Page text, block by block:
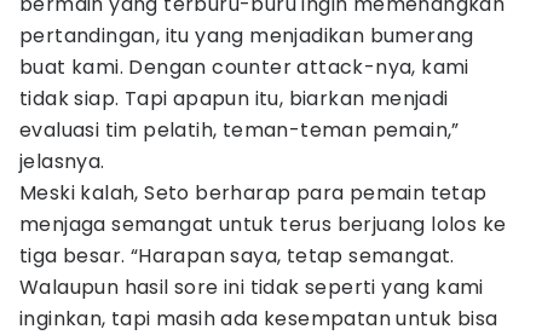
pertandingan, itu yang menjadikan bumerang
buat kami. Dengan counter attack-nya, kami
tidak siap. Tapi apapun itu, biarkan menjadi
evaluasi tim pelatih, teman-teman pemain,”
jelasnya.
Meski kalah, Seto berharap para pemain tetap
menjaga semangat untuk terus berjuang lolos ke
tiga besar. “Harapan saya, tetap semangat.
Walaupun hasil sore ini tidak seperti yang kami
inginkan, tapi masih ada kesempatan untuk bisa